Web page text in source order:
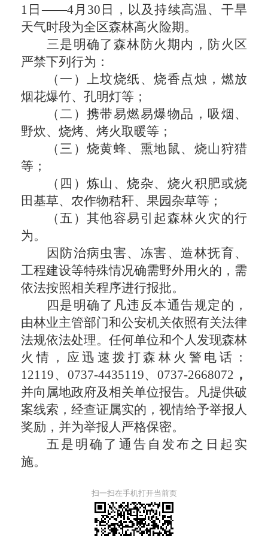
1日——4月30日，以及持续高温、干旱
天气时段为全区森林高火险期。
三是明确了 森林防火期内，防火区
严禁下列行为：
（一）上坟烧纸、烧香点烛 ， 燃放
烟花爆竹、孔明灯等；
（二 ）携带易燃易爆物品 ， 吸烟、
野炊、烧烤、烤火取暖等；
（三 ）烧黄蜂、熏地鼠、烧山狩猎
等；
（ 四 ）炼山、烧杂、烧火积肥或烧
田基草、农作物秸秆、果园杂草等；
（五 ）其他容易引起森林火灾的行
为。
因防治病虫害、冻害、造林抚育、
工程建设等特殊情况确需野外用火的，需
依法按照相关程序进行报批。
四是明确了 凡违反本通告规定 的，
由林业主管部门和公安机关依照有关法律
法规依法处理。任何单位和个人发现森林
火情，应迅速拨打森林火警电话：
12119、 0737-4435119、0737-2668072 ，
并向属地政府及相关单位报告。凡提供破
案线索，经查证属实的，视情给予举报人
奖励，并为举报人严格保密。
五是明确了通告自发布之日起实
施。
扫一扫在手机打开当前页